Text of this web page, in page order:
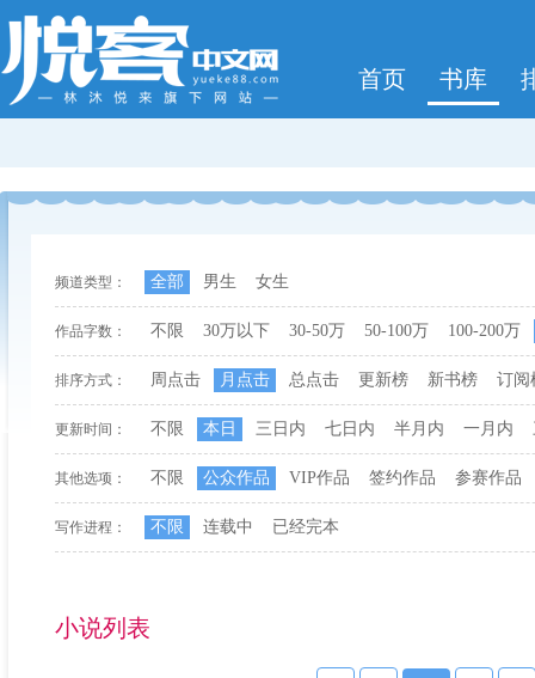
首页 书库
频道类型： 全部 男生 女生
作品字数： 不限 30万以下 30-50万 50-100万 100-200万
排序方式： 周点击 月点击 总点击 更新榜 新书榜 订阅
更新时间： 不限 本日 三日内 七日内 半月内 一月内
其他选项： 不限 公众作品 VIP作品 签约作品 参赛作品
写作进程： 不限 连载中 已经完本
小说列表